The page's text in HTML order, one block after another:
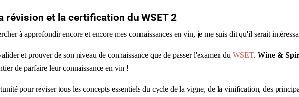
révision et la certification du WSET 2
à approfondir encore et encore mes connaissances en vin, je me suis dit qu'il serait
et prouver de son niveau de connaissance que de passer l'examen duWSET,Wine &
de parfaire leur connaissance en vin !
pour réviser tous les concepts essentiels du cycle de la vigne, de la vinification, des